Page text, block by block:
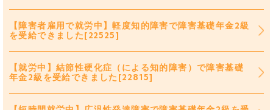
【障害者雇用で就労中】軽度知的障害で障害基礎年金2級
を受給できました[22525]
【就労中】結節性硬化症（による知的障害）で障害基礎
年金2級を受給できました[22815]